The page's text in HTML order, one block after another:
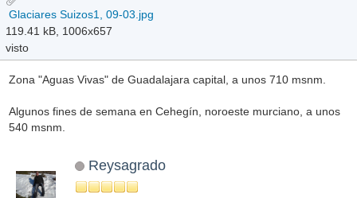
Glaciares Suizos1, 09-03.jpg
119.41 kB, 1006x657
visto
Zona "Aguas Vivas" de Guadalajara capital, a unos 710 msnm.
Algunos fines de semana en Cehegín, noroeste murciano, a unos
540 msnm.
Reysagrado